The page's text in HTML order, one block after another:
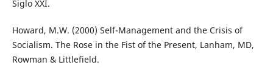
Siglo XXI.
Howard, M.W. (2000) Self-Management and the Crisis of
Socialism. The Rose in the Fist of the Present, Lanham, MD,
Rowman & Littlefield.